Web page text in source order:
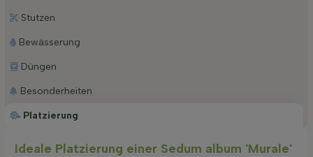
Platzierung
Stutzen
Bewässerung
Düngen
Besonderheiten
Ideale Platzierung einer Sedum album 'Murale'